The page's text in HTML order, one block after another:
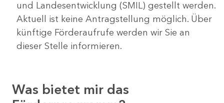
und Landesentwicklung (SMIL) gestellt werden.
Aktuell ist keine Antragstellung möglich. Über
künftige Förderaufrufe werden wir Sie an
dieser Stelle informieren.
Was bietet mir das